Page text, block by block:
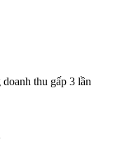
thu gấp 3 lần